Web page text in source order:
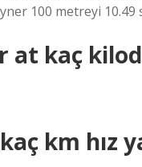
100 metreyi 10.49
at kaç
km hız